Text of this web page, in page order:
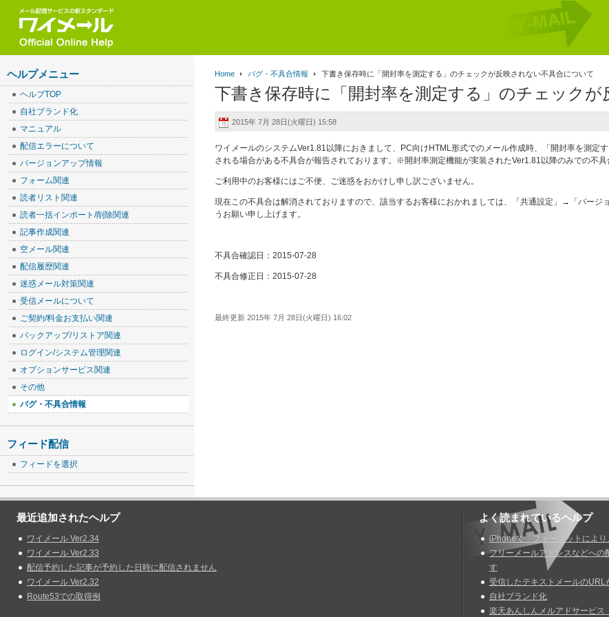
Home バグ・不具合情報 下書き保存時に「開封率を測定する」のチェックが反映されない不具合について
下書き保存時に「開封率を測定する」のチェック
2015年 7月 28日(火曜日) 15:58
ワイメールのシステムVer1.81以降におきまして、PC向けHTML形式でのメール作成時、「開封率を測
される場合がある不具合が報告されております。※開封率測定機能が実装されたVer1.81以降のみでの不具
ご利用中のお客様にはご不便、ご迷惑をおかけし申し訳ございません。
現在この不具合は解消されておりますので、該当するお客様におかれましては、「共通設定」→「バー
うお願い申し上げます。
不具合確認日：2015-07-28
不具合修正日：2015-07-28
最終更新 2015年 7月 28日(火曜日) 16:02
ヘルプメニュー
ヘルプTOP
自社ブランド化
マニュアル
配信エラーについて
バージョンアップ情報
フォーム関連
読者リスト関連
読者一括インポート/削除関連
記事作成関連
空メール関連
配信履歴関連
迷惑メール対策関連
受信メールについて
ご契約/料金お支払い関連
バックアップ/リストア関連
ログイン/システム管理関連
オプションサービス関連
その他
バグ・不具合情報
フィード配信
フィードを選択
最近追加されたヘルプ
ワイメール Ver2.34
ワイメール Ver2.33
配信予約した記事が予約した日時に配信されません
ワイメール Ver2.32
Route53での取得例
よく読まれているヘルプ
iPhoneで「フォーマットによ
フリーメールアドレスなどへの
す
受信したテキストメールのURL
自社ブランド化
楽天あんしんメルアドサービス